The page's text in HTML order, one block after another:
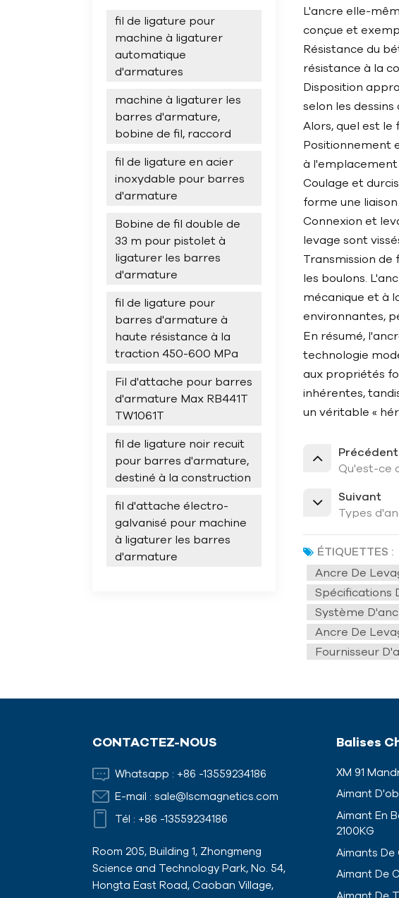
L'ancre elle-
conçue et
Résistance du
résistance à la
Disposition
selon les dessins
Alors, quel est
Positionnement
à l'emplacement
Coulage et
forme une
Connexion et
levage sont
Transmission
les boulons.
mécanique et à
environnantes,
En résumé,
technologie
aux propriétés
inhérentes,
un véritable «
Précédent
Qu'est-ce
Suivant
Types
ÉTIQUETTES :
Ancre De
Spécifications
Système
Ancre De
Fournisseur
fil de ligature pour
machine à ligaturer
automatique
d'armatures
machine à ligaturer les
barres d'armature,
bobine de fil, raccord
fil de ligature en acier
inoxydable pour barres
d'armature
Bobine de fil double de
33 m pour pistolet à
ligaturer les barres
d'armature
fil de ligature pour
barres d'armature à
haute résistance à la
traction 450-600 MPa
Fil d'attache pour barres
d'armature Max RB441T
TW1061T
fil de ligature noir recuit
pour barres d'armature,
destiné à la construction
fil d'attache électro-
galvanisé pour machine
à ligaturer les barres
d'armature
CONTACTEZ-NOUS
Whatsapp : +86 -13559234186
E-mail : sale@lscmagnetics.com
Tél : +86 -13559234186
Room 205, Building 1, Zhongmeng
Science and Technology Park, No. 54,
Hongta East Road, Caoban Village,
Balises
XM 91
Aimant
Aimant En
2100KG
Aimants
Aimant De
Aimant De